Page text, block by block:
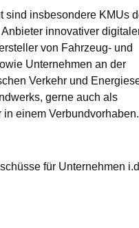
sind insbesondere KMUs
innovativer
von Fahrzeug- und
Unternehmen an der
Verkehr und
gerne auch als
in einem Verbundvorhaben.
für Unternehmen